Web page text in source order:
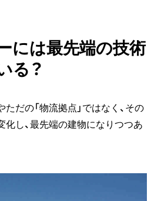
には最先端の技術
る？
だの「物流拠点」ではなく、その
化し、最先端の建物になりつつあ